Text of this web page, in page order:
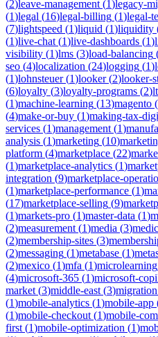
(2)leave-management (1)legacy-
(1)legal (16)legal-billing (1)legal-
(7)lightspeed (1)liquid (1)liquidity
(1)live-chat (1)live-dashboards (1)
visibility (1)lms (3)load-balancing
seo (4)localization (24)logging (1)
(1)lohnsteuer(1)looker(2)looker-
(6)loyalty (3)loyalty-programs (2)
(1)machine-learning (13)magento (
(4)make-or-buy (1)making-tax-
services (1)management (1)
analysis (1)marketing (10)
platform (4)marketplace (22)
(1)marketplace-analytics (1)
integration (9)marketplace-
(1)marketplace-performance (1)
(17)marketplace-selling (9)
(1)markets-pro (1)master-data (1)
(2)measurement (1)media (3)
(2)membership-sites (3)
(2)messaging (1)metabase (1)
(2)mexico (1)mfa (1)microlearning
(4)microsoft-365 (1)microsoft-
market (3)middle-east (3)migration
(1)mobile-analytics (1)mobile-app
(1)mobile-checkout (1)mobile-
first (1)mobile-optimization (1)